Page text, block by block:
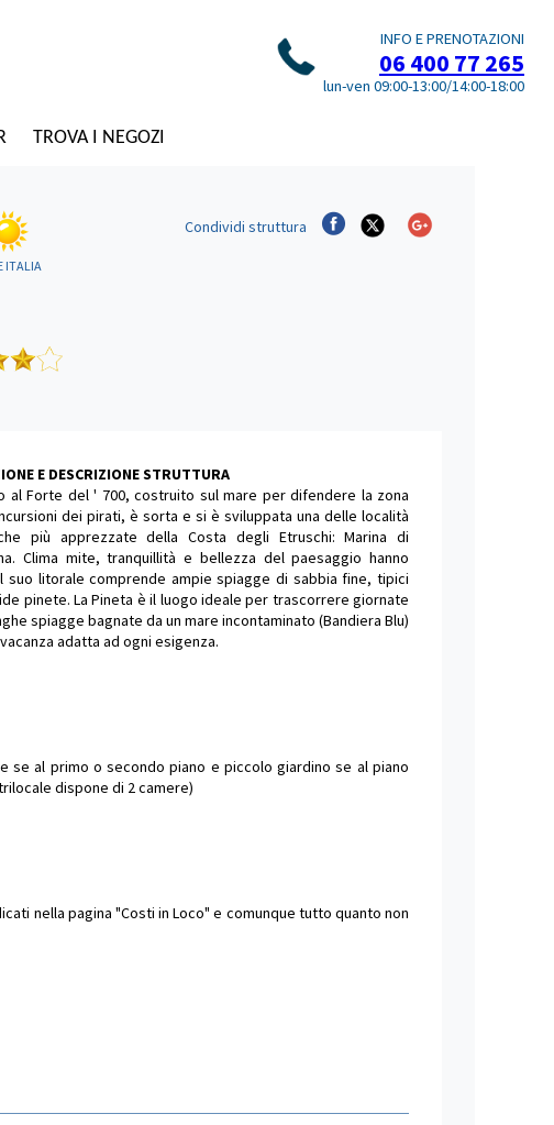
INFO E PRENOTAZIONI
06 400 77 265
lun-ven 09:00-13:00/14:00-18:00
TROVA I NEGOZI
ITALIA
Condividi struttura
E DESCRIZIONE STRUTTURA
al Forte del ' 700, costruito sul mare per difendere la zona
dei pirati, è sorta e si è sviluppata una delle località
più apprezzate della Costa degli Etruschi: Marina di
Clima mite, tranquillità e bellezza del paesaggio hanno
litorale comprende ampie spiagge di sabbia fine, tipici
pinete. La Pineta è il luogo ideale per trascorrere giornate
spiagge bagnate da un mare incontaminato (Bandiera Blu)
adatta ad ogni esigenza.
al primo o secondo piano e piccolo giardino se al piano
dispone di 2 camere)
nella pagina "Costi in Loco" e comunque tutto quanto non